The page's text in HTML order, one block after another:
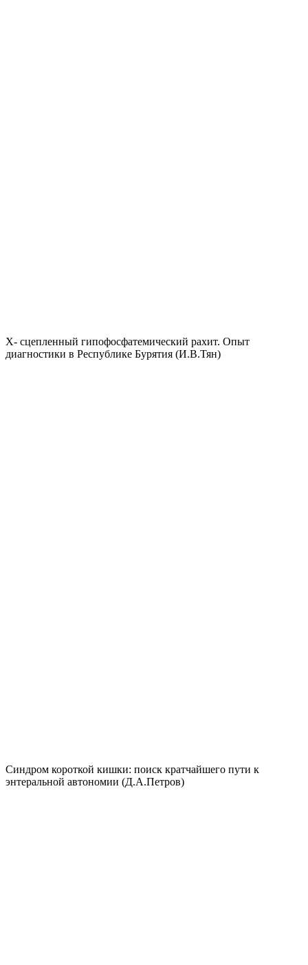
Х- сцепленный гипофосфатемический рахит. Опыт
диагностики в Республике Бурятия (И.В.Тян)
Синдром короткой кишки: поиск кратчайшего пути к
энтеральной автономии (Д.А.Петров)